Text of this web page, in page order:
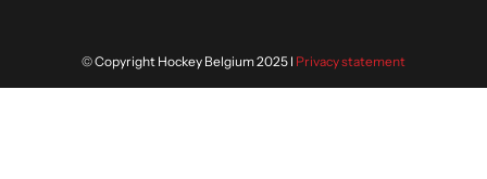
© Copyright Hockey Belgium 2025 I Privacy statement